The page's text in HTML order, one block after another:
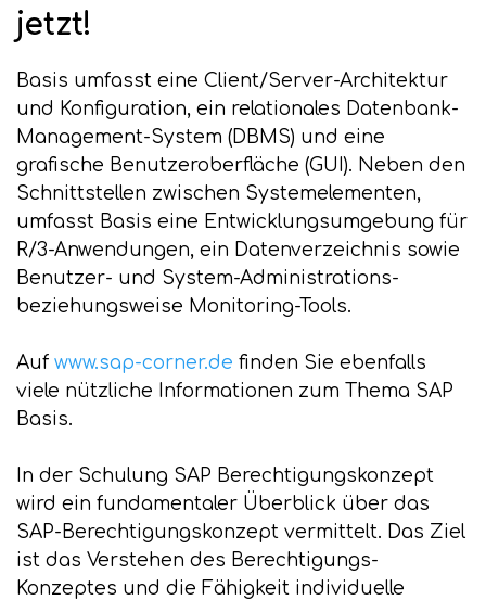
jetzt!
Basis umfasst eine Client/Server-Architektur
und Konfiguration, ein relationales Datenbank-
Management-System (DBMS) und eine
grafische Benutzeroberfläche (GUI). Neben den
Schnittstellen zwischen Systemelementen,
umfasst Basis eine Entwicklungsumgebung für
R/3-Anwendungen, ein Datenverzeichnis sowie
Benutzer- und System-Administrations-
beziehungsweise Monitoring-Tools.
Auf www.sap-corner.de finden Sie ebenfalls
viele nützliche Informationen zum Thema SAP
Basis.
In der Schulung SAP Berechtigungskonzept
wird ein fundamentaler Überblick über das
SAP-Berechtigungskonzept vermittelt. Das Ziel
ist das Verstehen des Berechtigungs-
Konzeptes und die Fähigkeit individuelle